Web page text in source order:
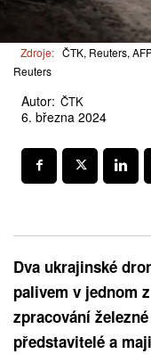
Zdroje: ČTK, Reuters,
Reuters
Autor: ČTK
6. března 2024
Dva ukrajinské
palivem v jednom
zpracování
představitelé a